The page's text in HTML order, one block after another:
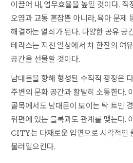
이끌어 내, 업무효율을 높일 것이다. 직
오염과 교통 혼잡뿐 아니라, 육아 문제
해결하는 열쇠가 된다. 다양한 공유 공
테라스는 지친 일상에서 차 한잔의 여
공간을 선물할 것이다.
남대문을 향해 형성된 수직적 광장은
주변의 문화 공간과 활발히 소통한다.
골목에서도 남대문이 보이는 탁 트인
뒤편에 있는 블록과도 관계를 맺는다.
CITY는 다채로운 입면으로 시각적인
불러일으킨다.